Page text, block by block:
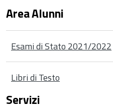
Area Alunni
Esami di Stato 2021/2022
Libri di Testo
Servizi